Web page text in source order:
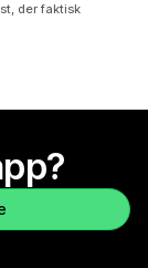
der faktisk